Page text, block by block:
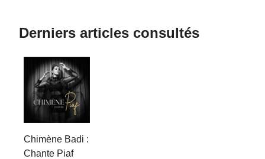
Derniers articles consultés
Chimène Badi :
Chante Piaf